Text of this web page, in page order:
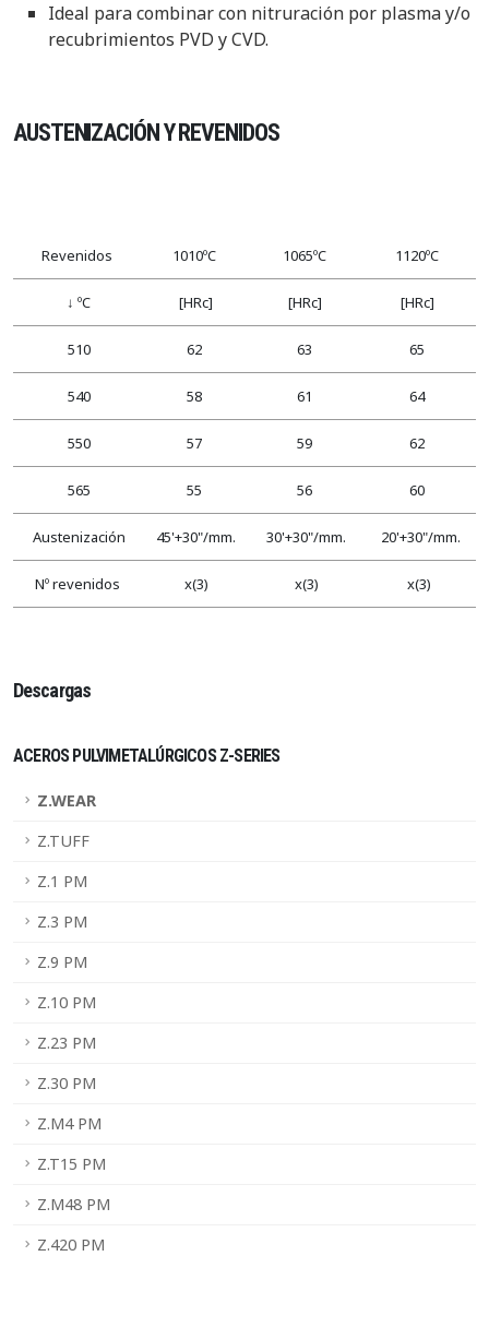
ACEROS PULVIMETALÚRGICOS Z-SERIES
Z.WEAR
Z.TUFF
Z.1 PM
Z.3 PM
Z.9 PM
Z.10 PM
Z.23 PM
Z.30 PM
Z.M4 PM
Z.T15 PM
Z.M48 PM
Z.420 PM
Ideal para combinar con nitruración por plasma y/o
recubrimientos PVD y CVD.
AUSTENIZACIÓN Y REVENIDOS
Revenidos 1010ºC 1065ºC 1120ºC
↓ ºC [HRc] [HRc] [HRc]
510 62 63 65
540 58 61 64
550 57 59 62
565 55 56 60
Austenización 45'+30"/mm. 30'+30"/mm. 20'+30"/mm.
Nº revenidos x(3) x(3) x(3)
Descargas